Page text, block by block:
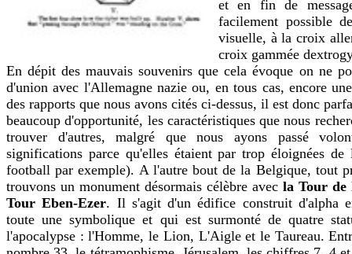
et en fin de
facilement possible
visuelle, à la croix
croix gammée
En dépit des mauvais souvenirs que cela évoque on ne
d'union avec l'Allemagne nazie ou, en tous cas, encore
des rapports que nous avons cités ci-dessus, il est donc
beaucoup d'opportunité, les caractéristiques que nous
trouver d'autres, malgré que nous ayons passé
significations parce qu'elles étaient par trop éloignées
football par exemple). A l'autre bout de la Belgique, tout
trouvons un monument désormais célèbre avec la Tour de
Tour Eben-Ezer. Il s'agit d'un édifice construit d'alpha
toute une symbolique et qui est surmonté de quatre
l'apocalypse : l'Homme, le Lion, L'Aigle et le Taureau.